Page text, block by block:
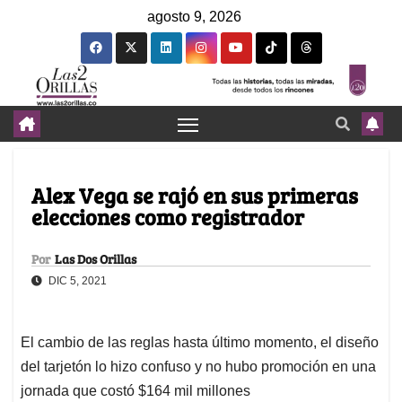
agosto 9, 2026
Alex Vega se rajó en sus primeras
elecciones como registrador
Por Las Dos Orillas
DIC 5, 2021
El cambio de las reglas hasta último momento, el diseño
del tarjetón lo hizo confuso y no hubo promoción en una
jornada que costó $164 mil millones